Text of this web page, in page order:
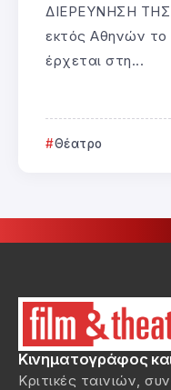
ΔΙΕΡΕΥΝΗΣΗ
εκτός Αθηνών
έρχεται στη...
Θέατρο
Κινηματογράφος
Κριτικές ταινιών,